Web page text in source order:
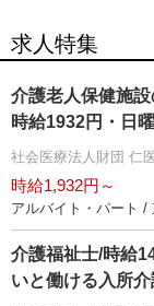
求人特集
介護老人保健施
時給1932円・日
社会医療法人財団 仁
時給1,932円～
アルバイト・パート /
介護福祉士/時給
いと働ける入所介